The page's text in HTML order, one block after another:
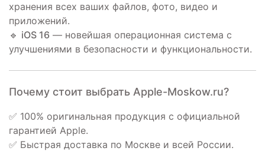
хранения всех ваших файлов, фото, видео и
приложений.
🔹 iOS 16 — новейшая операционная система с
улучшениями в безопасности и функциональности.
Почему стоит выбрать Apple-Moskow.ru?
✅ 100% оригинальная продукция с официальной
гарантией Apple.
✅ Быстрая доставка по Москве и всей России.